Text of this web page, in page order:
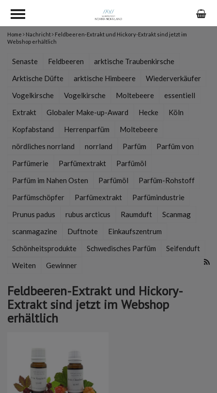
Home Nachricht
Feldbeeren-Extrakt und Hickory-Extrakt sind jetzt im
Webshop erhältlich
Senaste Feldbeeren
arktische Traubenkirsche
Arktische Düfte
arktische Himbeere
Wiederverkäufer
Vogelkirsche
Vogelkirsche Moltebeere
essentiell
Extrakt
Globaler Make-up-Award Hecke
Köln
Kopfabstand
Herrenparfüm
Moltebeere
nördliches norrland
norrland Parfüm
Parfüm von
Parfümerie
Parfümextrakt
Parfümöl
Parfüm im Nahen Osten
Parfümöl
Parfüm-Rohstoff
Parfümschöpfer
Parfümextrakt
Parfümindustrie
Prunus padus
rubus arcticus Raumduft
Scanmag
scanmagazine
Duftnote
Einkaufszentrum
Schönheitsprodukte
Schwedisches Parfüm
Seifenduft
Weiten
Gewinner
Feldbeeren-Extrakt und Hickory-
Extrakt sind jetzt im Webshop
erhältlich